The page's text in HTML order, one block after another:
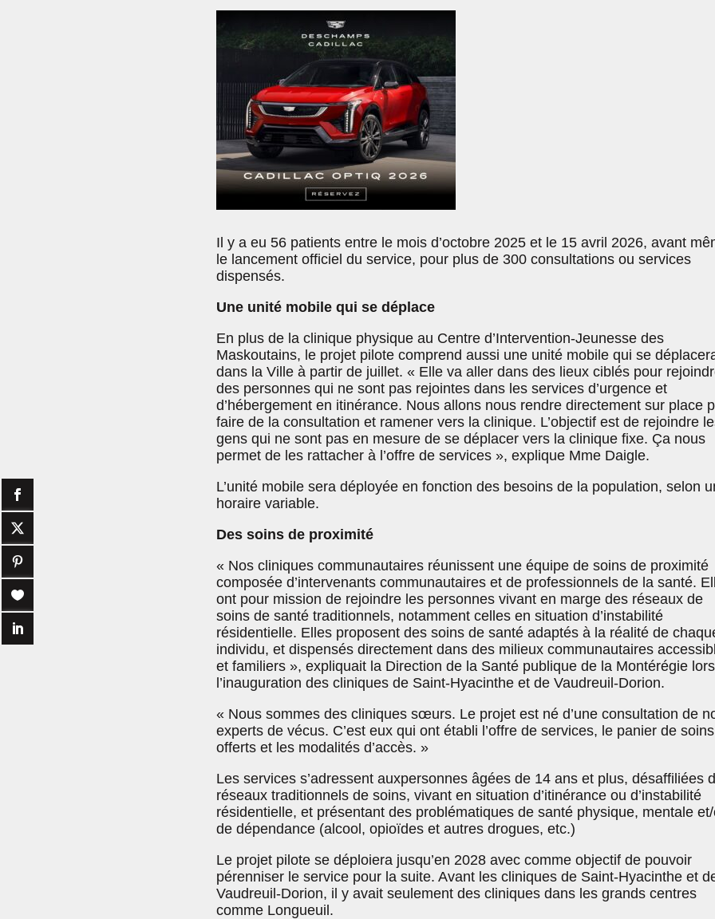
Il y a eu 56 patients entre le mois d’octobre 2025 et le 15 avril 2026, avant
le lancement officiel du service, pour plus de 300 consultations ou services
dispensés.
Une unité mobile qui se déplace
En plus de la clinique physique au Centre d’Intervention-Jeunesse des
Maskoutains, le projet pilote comprend aussi une unité mobile qui se
dans la Ville à partir de juillet. « Elle va aller dans des lieux ciblés pour
des personnes qui ne sont pas rejointes dans les services d’urgence et
d’hébergement en itinérance. Nous allons nous rendre directement sur place
faire de la consultation et ramener vers la clinique. L’objectif est de rejoindre
gens qui ne sont pas en mesure de se déplacer vers la clinique fixe. Ça nous
permet de les rattacher à l’offre de services », explique Mme Daigle.
L’unité mobile sera déployée en fonction des besoins de la population, selon
horaire variable.
Des soins de proximité
« Nos cliniques communautaires réunissent une équipe de soins de proximité
composée d’intervenants communautaires et de professionnels de la santé.
ont pour mission de rejoindre les personnes vivant en marge des réseaux de
soins de santé traditionnels, notamment celles en situation d’instabilité
résidentielle. Elles proposent des soins de santé adaptés à la réalité de
individu, et dispensés directement dans des milieux communautaires
et familiers », expliquait la Direction de la Santé publique de la Montérégie
l’inauguration des cliniques de Saint-Hyacinthe et de Vaudreuil-Dorion.
« Nous sommes des cliniques sœurs. Le projet est né d’une consultation de
experts de vécus. C’est eux qui ont établi l’offre de services, le panier de soins
offerts et les modalités d’accès. »
Les services s’adressent auxpersonnes âgées de 14 ans et plus, désaffiliées
réseaux traditionnels de soins, vivant en situation d’itinérance ou d’instabilité
résidentielle, et présentant des problématiques de santé physique, mentale
de dépendance (alcool, opioïdes et autres drogues, etc.)
Le projet pilote se déploiera jusqu’en 2028 avec comme objectif de pouvoir
pérenniser le service pour la suite. Avant les cliniques de Saint-Hyacinthe et
Vaudreuil-Dorion, il y avait seulement des cliniques dans les grands centres
comme Longueuil.